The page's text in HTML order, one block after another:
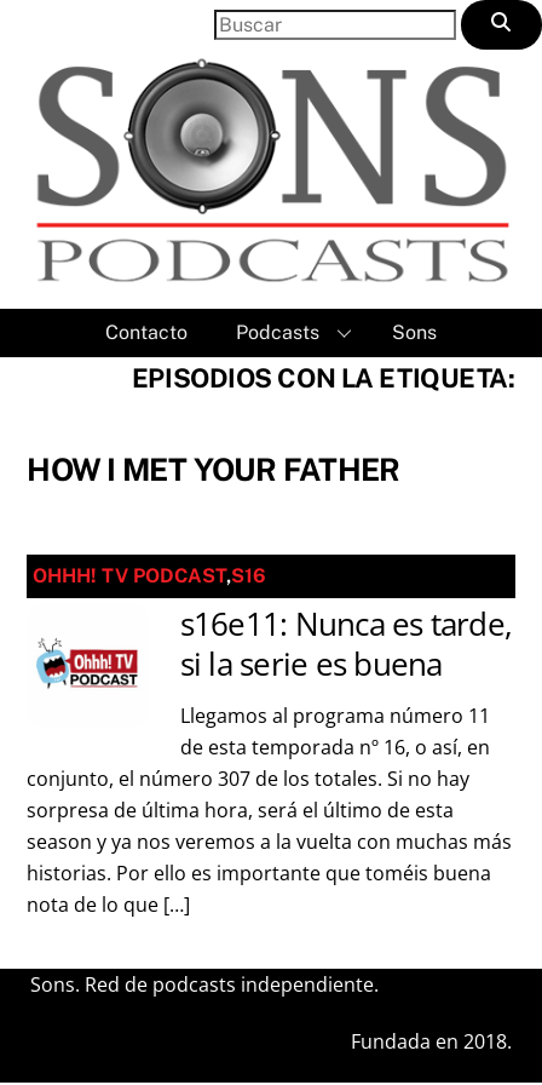
content
Contacto Podcasts Sons
EPISODIOS CON LA ETIQUETA:
HOW I MET YOUR FATHER
OHHH! TV PODCAST,S16
s16e11: Nunca es tarde,
si la serie es buena
Llegamos al programa número 11
de esta temporada nº 16, o así, en
conjunto, el número 307 de los totales. Si no hay
sorpresa de última hora, será el último de esta
season y ya nos veremos a la vuelta con muchas más
historias. Por ello es importante que toméis buena
nota de lo que […]
Sons. Red de podcasts independiente.
Fundada en 2018.